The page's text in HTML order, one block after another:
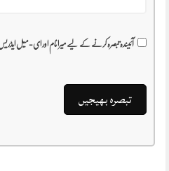
آئیندہ تبصرہ کرنے کے لیے میرا نام اور ای-میل ایڈریس